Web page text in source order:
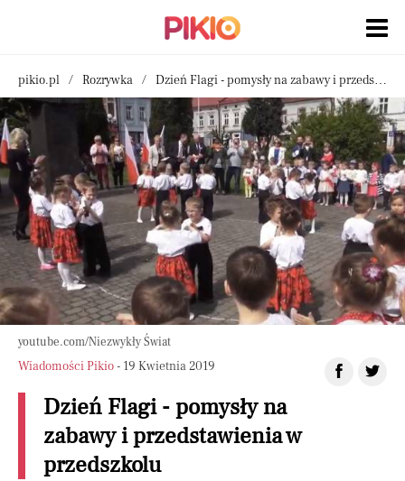
pikio.pl Rozrywka Dzień Flagi - pomysły na zabawy i przedstawienia w przedszkolu
youtube.com/Niezwykły Świat
Wiadomości Pikio- 19 Kwietnia 2019
Dzień Flagi - pomysły na
zabawy i przedstawienia w
przedszkolu